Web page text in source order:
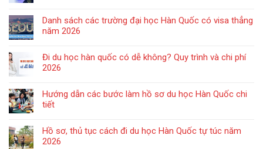
Danh sách các trường đại học Hàn Quốc có visa thẳng
năm 2026
Đi du học hàn quốc có dễ không? Quy trình và chi phí
2026
Hướng dẫn các bước làm hồ sơ du học Hàn Quốc chi
tiết
Hồ sơ, thủ tục cách đi du học Hàn Quốc tự túc năm
2026